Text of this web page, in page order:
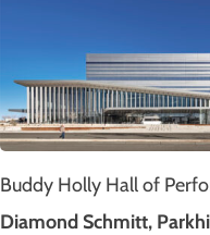
Buddy Holly Hall of
Diamond Schmitt,